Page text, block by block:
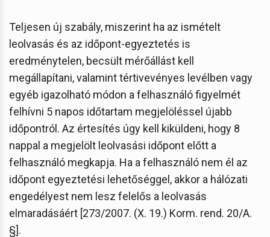
Teljesen új szabály, miszerint ha az ismételt
leolvasás és az időpont-egyeztetés is
eredménytelen, becsült mérőállást kell
megállapítani, valamint tértivevényes levélben vagy
egyéb igazolható módon a felhasználó figyelmét
felhívni 5 napos időtartam megjelöléssel újabb
időpontról. Az értesítés úgy kell kiküldeni, hogy 8
nappal a megjelölt leolvasási időpont előtt a
felhasználó megkapja. Ha a felhasználó nem él az
időpont egyeztetési lehetőséggel, akkor a hálózati
engedélyest nem lesz felelős a leolvasás
elmaradásáért [273/2007. (X. 19.) Korm. rend. 20/A.
§].